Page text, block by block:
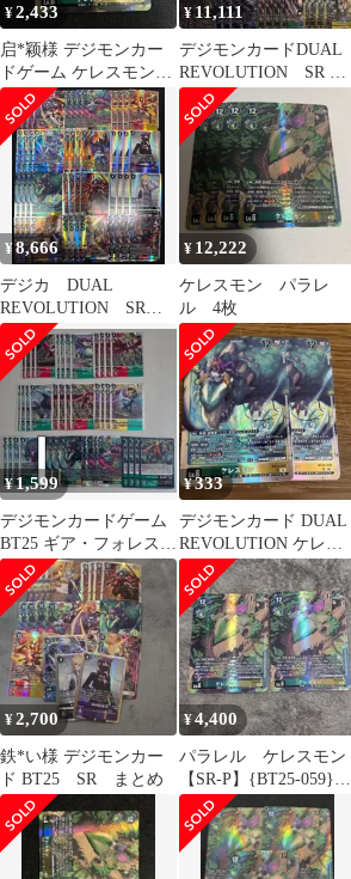
¥2,433
启*颖様 デジモンカー
ドゲーム ケレスモン
BT25-059パラレル１枚
¥ 11,111
デジモンカードDUAL
REVOLUTION SR UR
R U C セミコンプ
¥8,666
デジカ DUAL
REVOLUTION SR以
下４コン
¥ 12,222
ケレスモン パラレ
ル 4枚
¥1,599
デジモンカードゲーム
BT25 ギア・フォレスト
系 セット バッカスモン
②
¥333
デジモンカード DUAL
REVOLUTION ケレス
モン SR2枚
¥2,700
鉄*い様 デジモンカー
ド BT25 SR まとめ
¥4,400
パラレル ケレスモン
【SR-P】{BT25-059}
2枚